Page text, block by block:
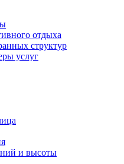
отдыха
структур
услуг
и высоты